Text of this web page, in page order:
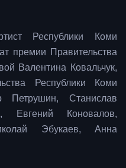
Республики Коми
премии Правительства
Валентина Ковальчук,
Республики Коми
Петрушин, Станислав
Евгений Коновалов,
Эбукаев, Анна